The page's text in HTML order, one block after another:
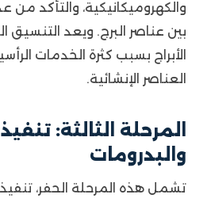
والكهروميكانيكية، والتأكد
بين عناصر البرج. ويعد
الأبراج بسبب كثرة الخدمات
العناصر الإنشائية.
المرحلة الثالثة:
والبدرومات
تشمل هذه المرحلة الحفر، تنفيذ